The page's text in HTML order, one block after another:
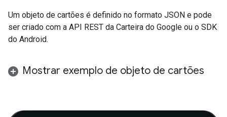
Um objeto de cartões é definido no formato JSON e pode
ser criado com a API REST da Carteira do Google ou o SDK
do Android.
Mostrar exemplo de objeto de cartões